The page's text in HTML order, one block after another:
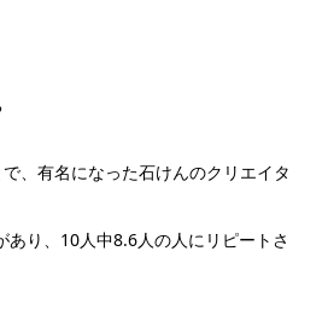
、有名になった石けんのクリエイタ
り、10人中8.6人の人にリピートさ